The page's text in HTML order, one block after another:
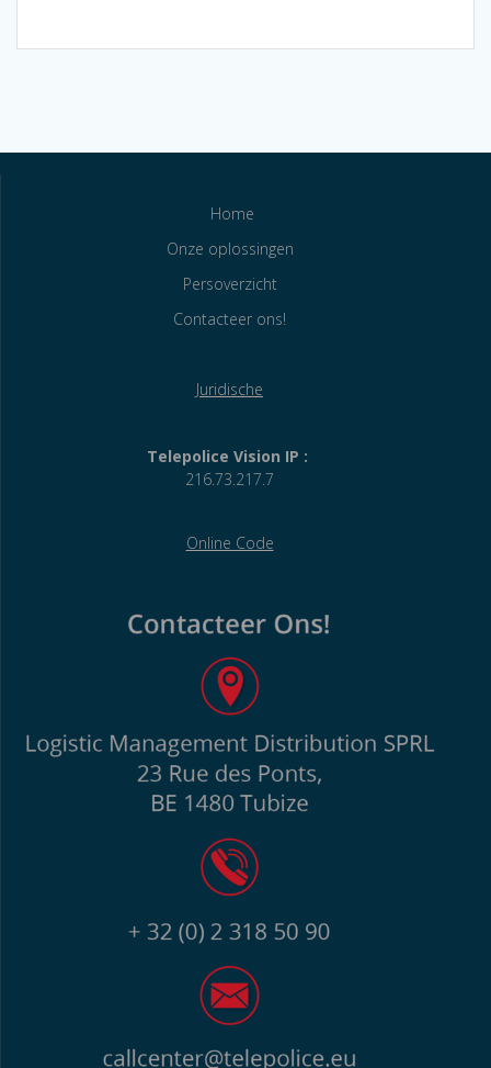
Home
Onze oplossingen
Persoverzicht
Contacteer ons!
Juridische
Telepolice Vision IP :
216.73.217.7
Online Code